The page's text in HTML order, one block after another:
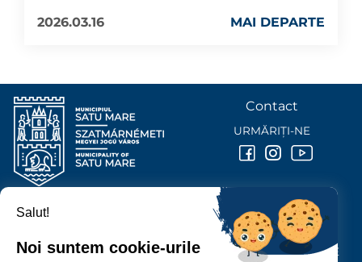
2026.03.16
MAI DEPARTE
PRIMĂRIA MUNICIPIULUI
P-ȚA 25 OCTOMBRIE, NR. 1 CORP M, 440026 SATU MARE
Contact
URMĂRIȚI-NE
Salut!
Noi suntem cookie-urile